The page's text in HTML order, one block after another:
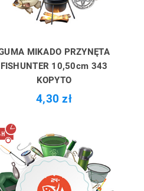
MIKADO PRZYNĘTA
FISHUNTER 10,50cm 343
KOPYTO
4,30 zł